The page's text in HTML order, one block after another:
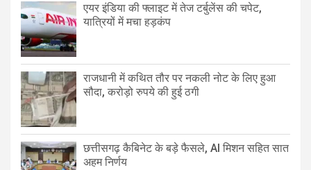
एयर इंडिया की फ्लाइट में तेज टर्बुलेंस की चपेट,
यात्रियों में मचा हड़कंप
राजधानी में कथित तौर पर नकली नोट के लिए हुआ
सौदा, करोड़ो रुपये की हुई ठगी
छत्तीसगढ़ कैबिनेट के बड़े फैसले, AI मिशन सहित सात
अहम निर्णय